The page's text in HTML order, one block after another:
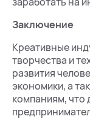
Заключение
Креативные
творчества и
развития
экономики, а
компаниям, что